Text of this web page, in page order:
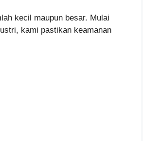
kecil maupun besar. Mulai
kami pastikan keamanan